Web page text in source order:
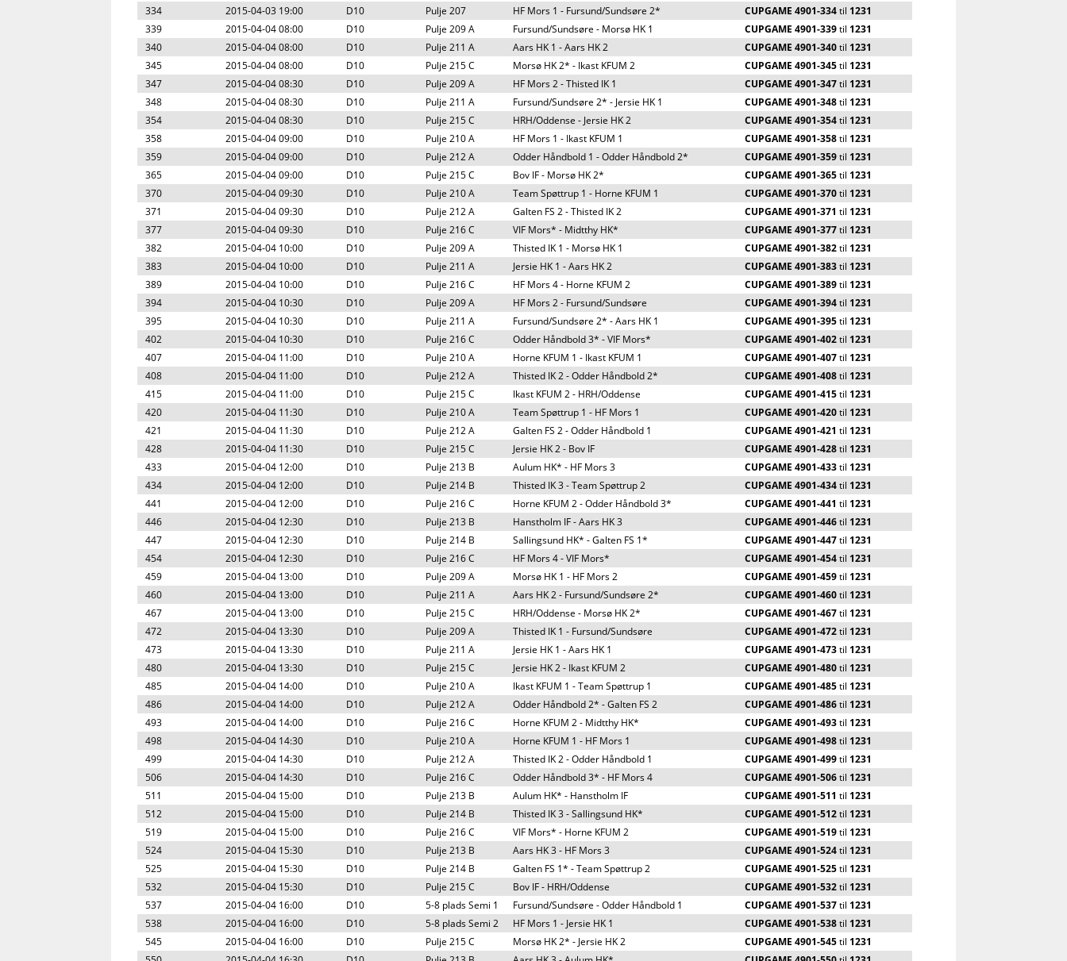
334
2015-04-03 19:00 D10 Pulje 207 HF Mors 1 - Fursund/Sundsøre 2* CUPGAME 4901-334til 1231
339
2015-04-04 08:00 D10 Pulje 209 A Fursund/Sundsøre - Morsø HK 1 CUPGAME 4901-339til 1231
340
2015-04-04 08:00 D10 Pulje 211 A Aars HK 1 - Aars HK 2 CUPGAME 4901-340til 1231
345
2015-04-04 08:00 D10 Pulje 215 C Morsø HK 2* - Ikast KFUM 2 CUPGAME 4901-345til 1231
347
2015-04-04 08:30 D10 Pulje 209 A HF Mors 2 - Thisted IK 1 CUPGAME 4901-347til 1231
348
2015-04-04 08:30 D10 Pulje 211 A Fursund/Sundsøre 2* - Jersie HK 1 CUPGAME 4901-348til 1231
354
2015-04-04 08:30 D10 Pulje 215 C HRH/Oddense - Jersie HK 2 CUPGAME 4901-354til 1231
358
2015-04-04 09:00 D10 Pulje 210 A HF Mors 1 - Ikast KFUM 1 CUPGAME 4901-358til 1231
359
2015-04-04 09:00 D10 Pulje 212 A Odder Håndbold 1 - Odder Håndbold 2* CUPGAME 4901-359til 1231
365
2015-04-04 09:00 D10 Pulje 215 C Bov IF - Morsø HK 2* CUPGAME 4901-365til 1231
370
2015-04-04 09:30 D10 Pulje 210 A Team Spøttrup 1 - Horne KFUM 1 CUPGAME 4901-370til 1231
371
2015-04-04 09:30 D10 Pulje 212 A Galten FS 2 - Thisted IK 2 CUPGAME 4901-371 til 1231
377
2015-04-04 09:30 D10 Pulje 216 C VIF Mors* - Midtthy HK* CUPGAME 4901-377til 1231
382
2015-04-04 10:00 D10 Pulje 209 A Thisted IK 1 - Morsø HK 1 CUPGAME 4901-382til 1231
383
2015-04-04 10:00 D10 Pulje 211 A Jersie HK 1 - Aars HK 2 CUPGAME 4901-383til 1231
389
2015-04-04 10:00 D10 Pulje 216 C HF Mors 4 - Horne KFUM 2 CUPGAME 4901-389til 1231
394
2015-04-04 10:30 D10 Pulje 209 A HF Mors 2 - Fursund/Sundsøre CUPGAME 4901-394til 1231
395
2015-04-04 10:30 D10 Pulje 211 A Fursund/Sundsøre 2* - Aars HK 1 CUPGAME 4901-395til 1231
402
2015-04-04 10:30 D10 Pulje 216 C Odder Håndbold 3* - VIF Mors* CUPGAME 4901-402til 1231
407
2015-04-04 11:00 D10 Pulje 210 A Horne KFUM 1 - Ikast KFUM 1 CUPGAME 4901-407til 1231
408
2015-04-04 11:00 D10 Pulje 212 A Thisted IK 2 - Odder Håndbold 2* CUPGAME 4901-408til 1231
415
2015-04-04 11:00 D10 Pulje 215 C Ikast KFUM 2 - HRH/Oddense CUPGAME 4901-415til 1231
420
2015-04-04 11:30 D10 Pulje 210 A Team Spøttrup 1 - HF Mors 1 CUPGAME 4901-420til 1231
421
2015-04-04 11:30 D10 Pulje 212 A Galten FS 2 - Odder Håndbold 1 CUPGAME 4901-421 til 1231
428
2015-04-04 11:30 D10 Pulje 215 C Jersie HK 2 - Bov IF CUPGAME 4901-428til 1231
433
2015-04-04 12:00 D10 Pulje 213 B Aulum HK* - HF Mors 3 CUPGAME 4901-433til 1231
434
2015-04-04 12:00 D10 Pulje 214 B Thisted IK 3 - Team Spøttrup 2 CUPGAME 4901-434til 1231
441
2015-04-04 12:00 D10 Pulje 216 C Horne KFUM 2 - Odder Håndbold 3* CUPGAME 4901-441 til 1231
446
2015-04-04 12:30 D10 Pulje 213 B Hanstholm IF - Aars HK 3 CUPGAME 4901-446til 1231
447
2015-04-04 12:30 D10 Pulje 214 B Sallingsund HK* - Galten FS 1* CUPGAME 4901-447til 1231
454
2015-04-04 12:30 D10 Pulje 216 C HF Mors 4 - VIF Mors* CUPGAME 4901-454til 1231
459
2015-04-04 13:00 D10 Pulje 209 A Morsø HK 1 - HF Mors 2 CUPGAME 4901-459til 1231
460
2015-04-04 13:00 D10 Pulje 211 A Aars HK 2 - Fursund/Sundsøre 2* CUPGAME 4901-460til 1231
467
2015-04-04 13:00 D10 Pulje 215 C HRH/Oddense - Morsø HK 2* CUPGAME 4901-467til 1231
472
2015-04-04 13:30 D10 Pulje 209 A Thisted IK 1 - Fursund/Sundsøre CUPGAME 4901-472til 1231
473
2015-04-04 13:30 D10 Pulje 211 A Jersie HK 1 - Aars HK 1 CUPGAME 4901-473til 1231
480
2015-04-04 13:30 D10 Pulje 215 C Jersie HK 2 - Ikast KFUM 2 CUPGAME 4901-480til 1231
485
2015-04-04 14:00 D10 Pulje 210 A Ikast KFUM 1 - Team Spøttrup 1 CUPGAME 4901-485til 1231
486
2015-04-04 14:00 D10 Pulje 212 A Odder Håndbold 2* - Galten FS 2 CUPGAME 4901-486til 1231
493
2015-04-04 14:00 D10 Pulje 216 C Horne KFUM 2 - Midtthy HK* CUPGAME 4901-493til 1231
498
2015-04-04 14:30 D10 Pulje 210 A Horne KFUM 1 - HF Mors 1 CUPGAME 4901-498til 1231
499
2015-04-04 14:30 D10 Pulje 212 A Thisted IK 2 - Odder Håndbold 1 CUPGAME 4901-499til 1231
506
2015-04-04 14:30 D10 Pulje 216 C Odder Håndbold 3* - HF Mors 4 CUPGAME 4901-506til 1231
511
2015-04-04 15:00 D10 Pulje 213 B Aulum HK* - Hanstholm IF CUPGAME 4901-511 til 1231
512
2015-04-04 15:00 D10 Pulje 214 B Thisted IK 3 - Sallingsund HK* CUPGAME 4901-512til 1231
519
2015-04-04 15:00 D10 Pulje 216 C VIF Mors* - Horne KFUM 2 CUPGAME 4901-519til 1231
524
2015-04-04 15:30 D10 Pulje 213 B Aars HK 3 - HF Mors 3 CUPGAME 4901-524til 1231
525
2015-04-04 15:30 D10 Pulje 214 B Galten FS 1* - Team Spøttrup 2 CUPGAME 4901-525til 1231
532
2015-04-04 15:30 D10 Pulje 215 C Bov IF - HRH/Oddense CUPGAME 4901-532til 1231
537
2015-04-04 16:00 D10 5-8 plads Semi 1 Fursund/Sundsøre - Odder Håndbold 1 CUPGAME 4901-537til 1231
538
2015-04-04 16:00 D10 5-8 plads Semi 2 HF Mors 1 - Jersie HK 1 CUPGAME 4901-538til 1231
545
2015-04-04 16:00 D10 Pulje 215 C Morsø HK 2* - Jersie HK 2 CUPGAME 4901-545til 1231